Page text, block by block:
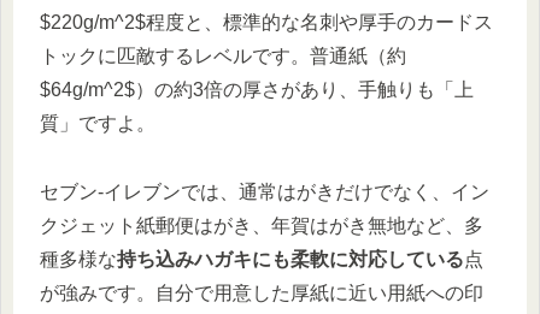
$220g/m^2$程度と、標準的な名刺や厚手のカードス
トックに匹敵するレベルです。普通紙（約
$64g/m^2$）の約3倍の厚さがあり、手触りも「上
質」ですよ。
セブン-イレブンでは、通常はがきだけでなく、イン
クジェット紙郵便はがき、年賀はがき無地など、多
種多様な持ち込みハガキにも柔軟に対応している点
が強みです。自分で用意した厚紙に近い用紙への印